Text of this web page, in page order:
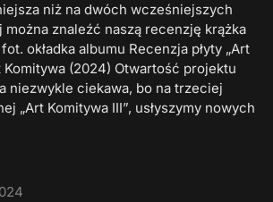
niż na dwóch wcześniejszych
można znaleźć naszą recenzję krążka
okładka albumu Recenzja płyty „Art
Komitywa (2024) Otwartość projektu
niezwykle ciekawa, bo na trzeciej
„Art Komitywa III”, usłyszymy nowych